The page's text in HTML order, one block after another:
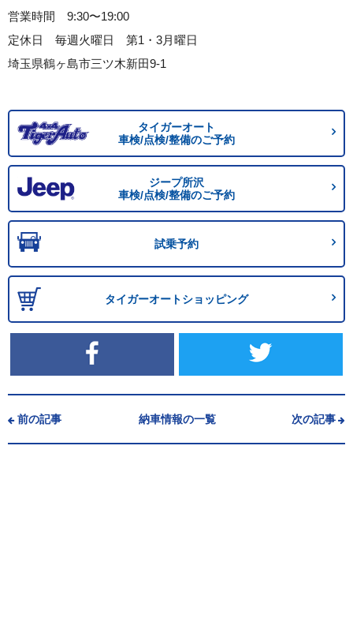
営業時間 9:30〜19:00
定休日 毎週火曜日 第1・3月曜日
埼玉県鶴ヶ島市三ツ木新田9-1
タイガーオート
車検/点検/整備のご予約
ジープ所沢
車検/点検/整備のご予約
試乗予約
タイガーオートショッピング
前の記事 納車情報の一覧 次の記事